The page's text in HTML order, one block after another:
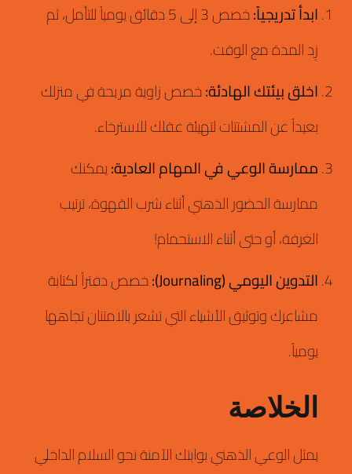
ابدأ تدريجياً:
خصص 3 إلى 5 دقائق يومياً للتأمل، ثم
زِد المدة مع الوقت.
اخلق بيئتك الهادئة:خصص زاوية مريحة في منزلك
بعيداً عن المشتتات لتهيئة عقلك للاسترخاء.
ممارسة الوعي في المهام العادية:يمكنك
ممارسة الحضور الذهني أثناء شرب القهوة، ترتيب
الغرفة، أو حتى أثناء الاستحمام!
التدوين اليومي (Journaling):
خصص دفتراً لكتابة
مشاعرك وتوثيق الأشياء التي تشعر بالامتنان تجاهها
يومياً.
الخلاصة
يمثل الوعي الذهني بوابتك الآمنة نحو السلام الداخلي